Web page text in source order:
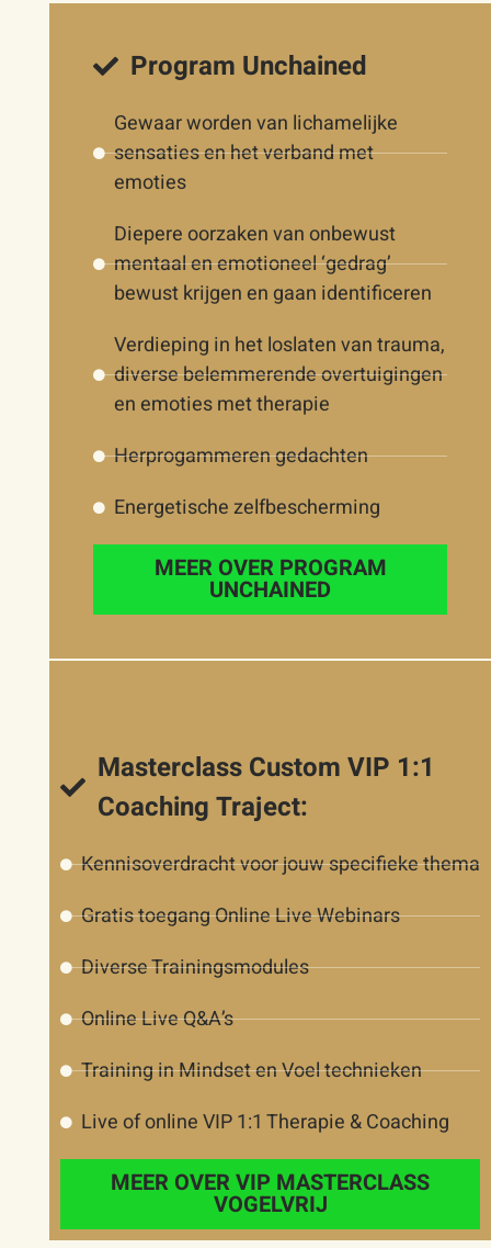
Program Unchained
Gewaar worden van lichamelijke
sensaties en het verband met
emoties
Diepere oorzaken van onbewust
mentaal en emotioneel ‘gedrag’
bewust krijgen en gaan identificeren
Verdieping in het loslaten van trauma,
diverse belemmerende overtuigingen
en emoties met therapie
Herprogammeren gedachten
Energetische zelfbescherming
MEER OVER PROGRAM
UNCHAINED
Masterclass Custom VIP 1:1
Coaching Traject:
Kennisoverdracht voor jouw specifieke thema
Gratis toegang Online Live Webinars
Diverse Trainingsmodules
Online Live Q&A’s
Training in Mindset en Voel technieken
Live of online VIP 1:1 Therapie & Coaching
MEER OVER VIP MASTERCLASS
VOGELVRIJ